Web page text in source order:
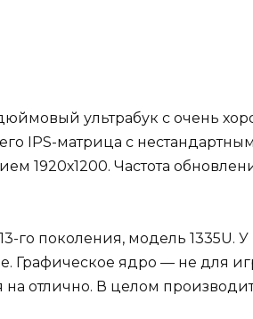
ультрабук с очень
IPS-матрица с нестандартным
1920х1200. Частота
го поколения, модель 1335U. У
Графическое ядро — не для
отлично. В целом